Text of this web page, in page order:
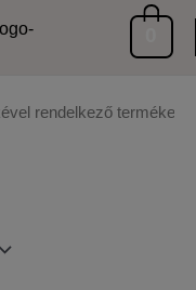
rendelkező termékek